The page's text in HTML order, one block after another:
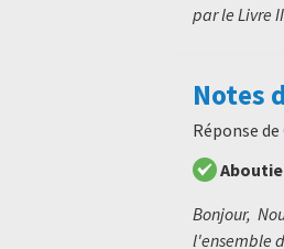
par le Livre
Notes
Réponse de
Aboutie
Bonjour,
l'ensemble